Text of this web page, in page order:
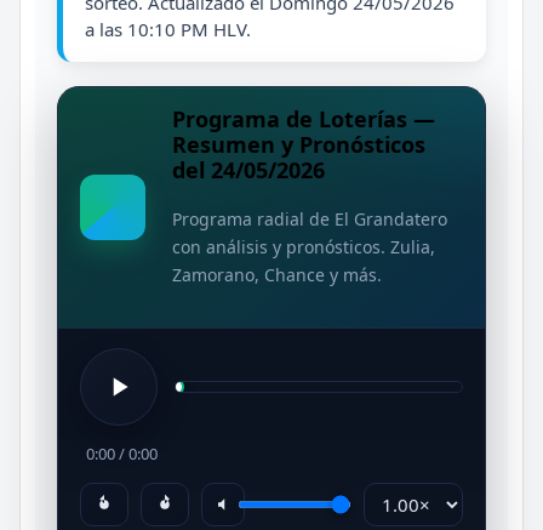
a las 10:10 PM HLV.
Programa de Loterías —
Resumen y Pronósticos
del 24/05/2026
Programa radial de El Grandatero
con análisis y pronósticos. Zulia,
Zamorano, Chance y más.
0:00/0:00